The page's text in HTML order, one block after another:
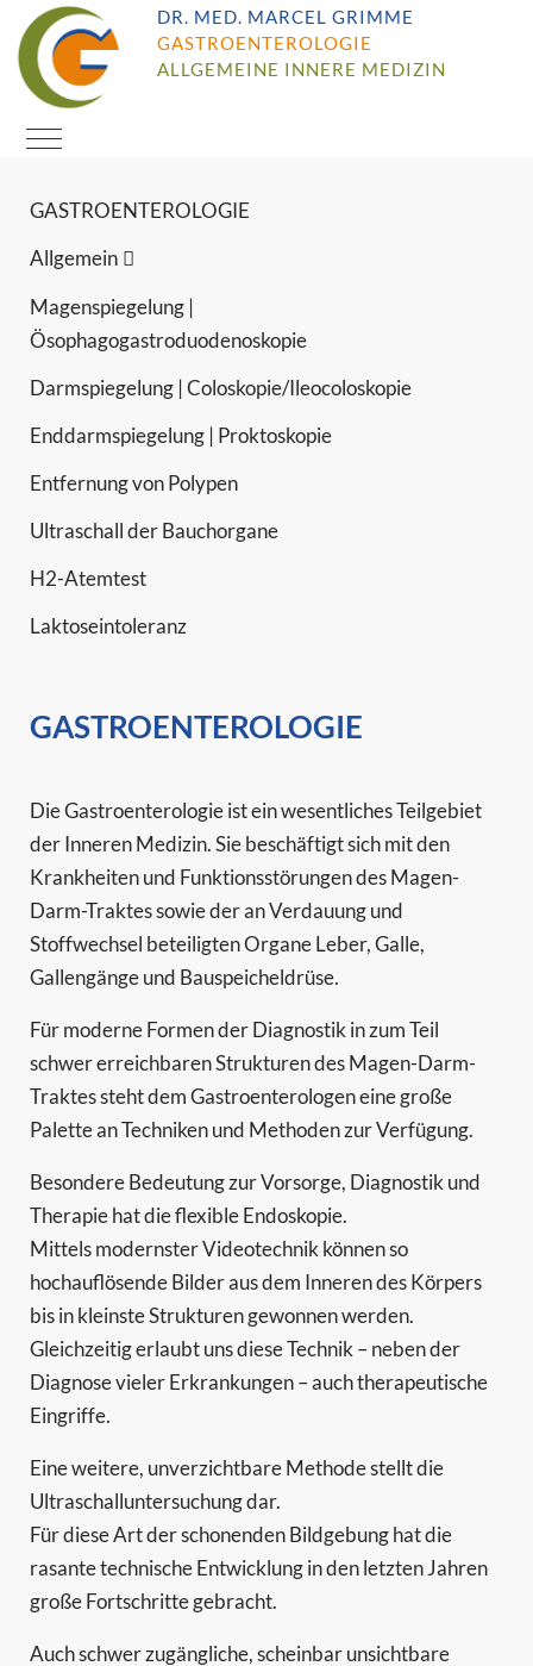
DR. MED. MARCEL GRIMME
GASTROENTEROLOGIE
ALLGEMEINE INNERE MEDIZIN
Mobile Menu Toggle
GASTROENTEROLOGIE
Allgemein
Magenspiegelung |
Ösophagogastroduodenoskopie
Darmspiegelung | Coloskopie/Ileocoloskopie
Enddarmspiegelung | Proktoskopie
Entfernung von Polypen
Ultraschall der Bauchorgane
H2-Atemtest
Laktoseintoleranz
GASTROENTEROLOGIE
Die Gastroenterologie ist ein wesentliches Teilgebiet
der Inneren Medizin. Sie beschäftigt sich mit den
Krankheiten und Funktionsstörungen des Magen-
Darm-Traktes sowie der an Verdauung und
Stoffwechsel beteiligten Organe Leber, Galle,
Gallengänge und Bauspeicheldrüse.
Für moderne Formen der Diagnostik in zum Teil
schwer erreichbaren Strukturen des Magen-Darm-
Traktes steht dem Gastroenterologen eine große
Palette an Techniken und Methoden zur Verfügung.
Besondere Bedeutung zur Vorsorge, Diagnostik und
Therapie hat die flexible Endoskopie.
Mittels modernster Videotechnik können so
hochauflösende Bilder aus dem Inneren des Körpers
bis in kleinste Strukturen gewonnen werden.
Gleichzeitig erlaubt uns diese Technik – neben der
Diagnose vieler Erkrankungen – auch therapeutische
Eingriffe.
Eine weitere, unverzichtbare Methode stellt die
Ultraschalluntersuchung dar.
Für diese Art der schonenden Bildgebung hat die
rasante technische Entwicklung in den letzten Jahren
große Fortschritte gebracht.
Auch schwer zugängliche, scheinbar unsichtbare